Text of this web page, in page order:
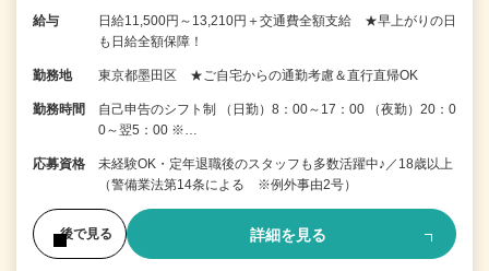
給与
日給11,500円～13,210円＋交通費全額支給 ★早上がりの日
も日給全額保障！
勤務地 東京都墨田区 ★ご自宅からの通勤考慮＆直行直帰OK
勤務時間
自己申告のシフト制 （日勤）8：00～17：00 （夜勤）20：0
0～翌5：00 ※…
応募資格
未経験OK・定年退職後のスタッフも多数活躍中♪／18歳以上
（警備業法第14条による ※例外事由2号）
後で見る 詳細を見る